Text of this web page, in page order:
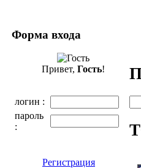
Форма входа
Привет, Гость!
логин :
пароль
:
Регистрация